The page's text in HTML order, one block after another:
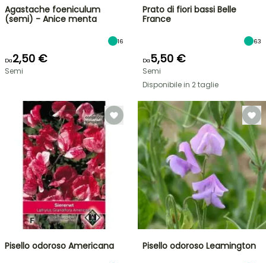
Agastache foeniculum
(semi) - Anice menta
16
Da2,50 €
Semi
Prato di fiori bassi Belle
France
63
Da5,50 €
Semi
Disponibile in 2 taglie
Pisello odoroso Americana Pisello odoroso Leamington